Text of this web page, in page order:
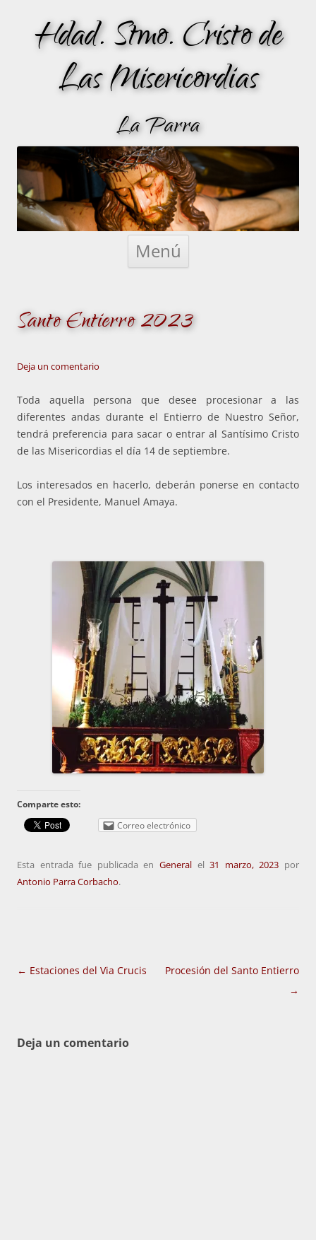
Hdad. Stmo. Cristo de
Las Misericordias
La Parra
Menú
Saltar
Santo Entierro 2023
Deja un comentario
Toda aquella persona que desee procesionar a las
diferentes andas durante el Entierro de Nuestro Señor,
tendrá preferencia para sacar o entrar al Santísimo Cristo
de las Misericordias el día 14 de septiembre.
Los interesados en hacerlo, deberán ponerse en contacto
con el Presidente, Manuel Amaya.
Comparte esto:
Correo electrónico
Esta entrada fue publicada en General el31 marzo, 2023 por
Antonio Parra Corbacho.
Navegación
← Estaciones del Via Crucis
Procesión del Santo Entierro
→
Deja un comentario